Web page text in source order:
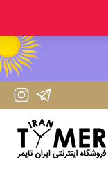
IranTimer Instagram